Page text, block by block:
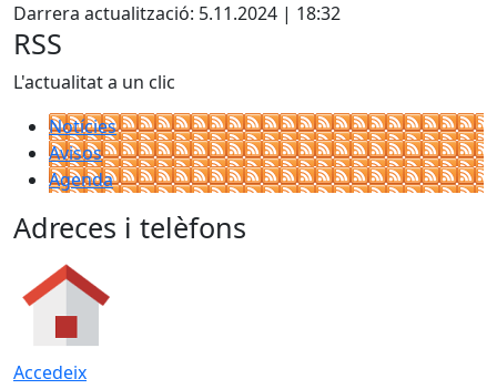
Darrera actualització: 5.11.2024 | 18:32
RSS
L'actualitat a un clic
Notícies
Avisos
Agenda
Adreces i telèfons
Accedeix